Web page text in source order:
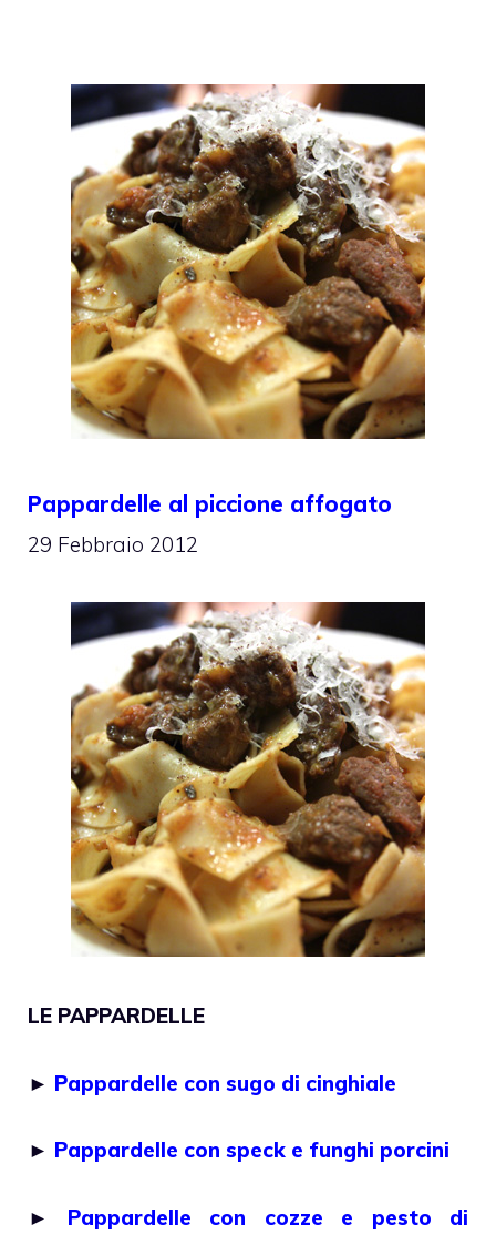
Pappardelle al piccione affogato
29 Febbraio 2012
LE PAPPARDELLE
► Pappardelle con sugo di cinghiale
► Pappardelle con speck e funghi porcini
► Pappardelle con cozze e pesto di